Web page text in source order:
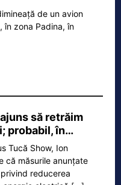
de un avion
în zona Padina, în
să retrăim
probabil, în…
Tucă Show, Ion
că măsurile anunțate
reducerea